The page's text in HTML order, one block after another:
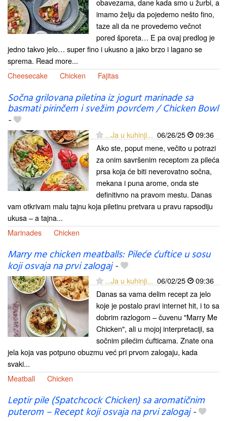
obavezama, dane kada smo u žurbi, a
imamo želju da pojedemo nešto fino,
taze ali da ne provedemo večnot
pored šporeta… E pa ovaj predlog je
jedno takvo jelo… super fino i ukusno a jako brzo i lagano se
sprema. Read more...
Cheesecake
Chicken Fajitas
Sočna grilovana piletina iz jogurt marinade sa
basmati pirinčem i svežim povrćem / Chicken Bowl
-
...Ja u kuhinji... 06/26/25
09:36
Ako ste, poput mene, večito u potrazi
za onim savršenim receptom za pileća
prsa koja će biti neverovatno sočna,
mekana i puna arome, onda ste
definitivno na pravom mestu. Danas
vam otkrivam malu tajnu koja piletinu pretvara u pravu rapsodiju
ukusa – a tajna...
Marinades
Chicken
Marry me chicken meatballs: Pileće ćuftice u sosu
koji osvaja na prvi zalogaj-
...Ja u kuhinji... 06/02/25
09:36
Danas sa vama delim recept za jelo
koje je postalo pravi internet hit, i to sa
dobrim razlogom – čuvenu "Marry Me
Chicken", ali u mojoj interpretaciji, sa
sočnim pilećim ćufticama. Znate ona
jela koja vas potpuno obuzmu već pri prvom zalogaju, kada
svaki...
Meatball
Chicken
Leptir pile (Spatchcock Chicken) sa aromatičnim
puterom – Recept koji osvaja na prvi zalogaj-